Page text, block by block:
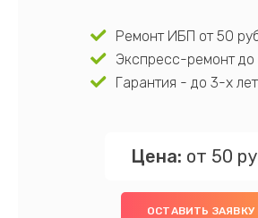
Ремонт ИБП от 50
Экспресс-ремонт до
Гарантия - до 3-х
Цена: от 50
ОСТАВИТЬ ЗАЯВКУ